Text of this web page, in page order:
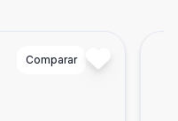
Comparar